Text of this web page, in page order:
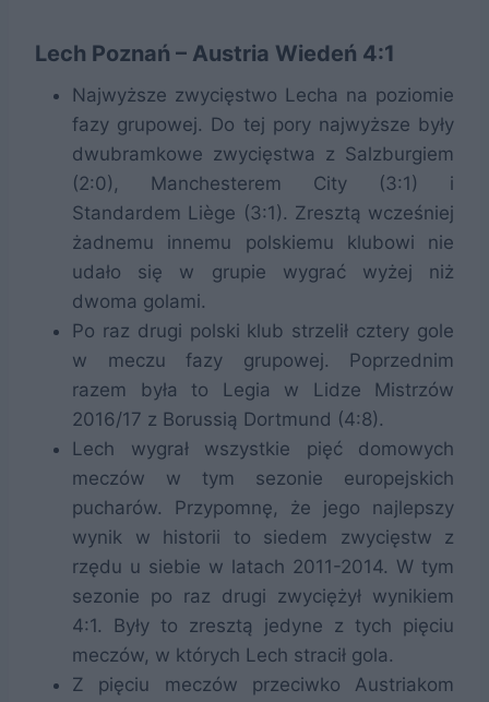
Lech Poznań – Austria Wiedeń 4:1
Najwyższe zwycięstwo Lecha na poziomie
fazy grupowej. Do tej pory najwyższe były
dwubramkowe zwycięstwa z Salzburgiem
(2:0), Manchesterem City (3:1) i
Standardem Liège (3:1). Zresztą wcześniej
żadnemu innemu polskiemu klubowi nie
udało się w grupie wygrać wyżej niż
dwoma golami.
Po raz drugi polski klub strzelił cztery gole
w meczu fazy grupowej. Poprzednim
razem była to Legia w Lidze Mistrzów
2016/17 z Borussią Dortmund (4:8).
Lech wygrał wszystkie pięć domowych
meczów w tym sezonie europejskich
pucharów. Przypomnę, że jego najlepszy
wynik w historii to siedem zwycięstw z
rzędu u siebie w latach 2011-2014. W tym
sezonie po raz drugi zwyciężył wynikiem
4:1. Były to zresztą jedyne z tych pięciu
meczów, w których Lech stracił gola.
Z pięciu meczów przeciwko Austriakom